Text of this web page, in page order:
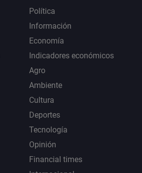
Política
Información
Economía
Indicadores económicos
Agro
Ambiente
Cultura
Deportes
Tecnología
Opinión
Financial times